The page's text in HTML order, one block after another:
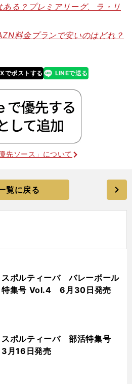
る？プレミアリーグ、ラ・リ
料金プランで安いのはどれ？
Xでポストする
line LINEで送る
先ソース」について
覧に戻る
スポルティーバ バレーボール
特集号 Vol.4 6月30日発売
スポルティーバ 部活特集号
3月16日発売